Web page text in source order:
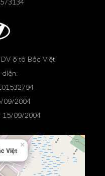
ô tô Bắc Việt
09/2004
15/09/2004
Việt
×